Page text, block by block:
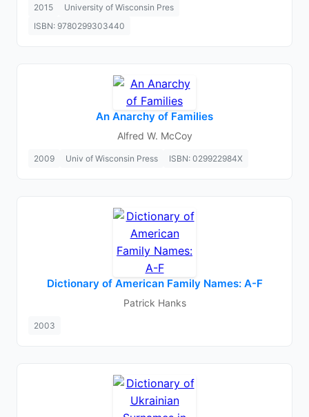
2015
University of Wisconsin Pres
ISBN: 9780299303440
An Anarchy of Families
Alfred W. McCoy
2009 Univ of Wisconsin Press ISBN: 029922984X
Dictionary of American Family Names: A-F
Patrick Hanks
2003